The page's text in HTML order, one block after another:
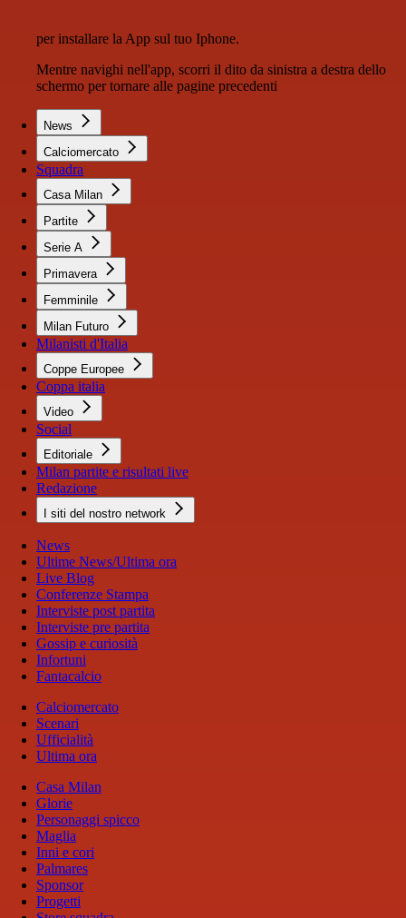
per installare la App sul tuo Iphone.
Mentre navighi nell'app, scorri il dito da sinistra a destra dello
schermo per tornare alle pagine precedenti
News
Calciomercato
Squadra
Casa Milan
Partite
Serie A
Primavera
Femminile
Milan Futuro
Milanisti d'Italia
Coppe Europee
Coppa italia
Video
Social
Editoriale
Milan partite e risultati live
Redazione
I siti del nostro network
News
Ultime News/Ultima ora
Live Blog
Conferenze Stampa
Interviste post partita
Interviste pre partita
Gossip e curiosità
Infortuni
Fantacalcio
Calciomercato
Scenari
Ufficialità
Ultima ora
Casa Milan
Glorie
Personaggi spicco
Maglia
Inni e cori
Palmares
Sponsor
Progetti